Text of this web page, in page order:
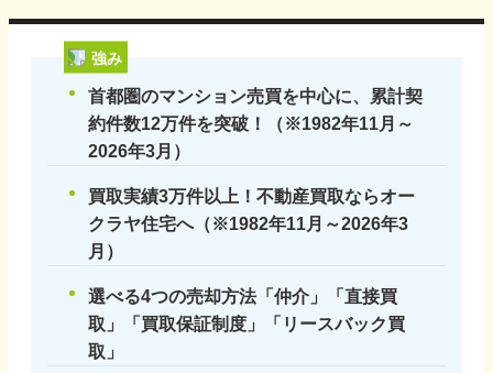
強み
首都圏のマンション売買を中心に、累計契
約件数12万件を突破！（※1982年11月～
2026年3月）
買取実績3万件以上！不動産買取ならオー
クラヤ住宅へ（※1982年11月～2026年3
月）
選べる4つの売却方法「仲介」「直接買
取」「買取保証制度」「リースバック買
取」